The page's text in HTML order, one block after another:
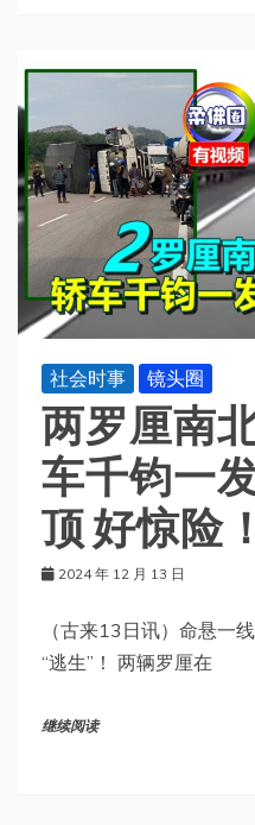
社会时事 镜头圈
两罗厘南
车千钧一
顶 好惊险！
2024 年 12 月 13 日
（古来13日讯）命悬一
“逃生”！ 两辆罗厘在
继续阅读